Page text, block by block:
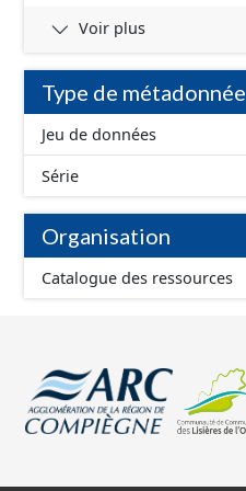
Voir plus
Type de métadonnée
Jeu de données
Série
Organisation
Catalogue des ressources